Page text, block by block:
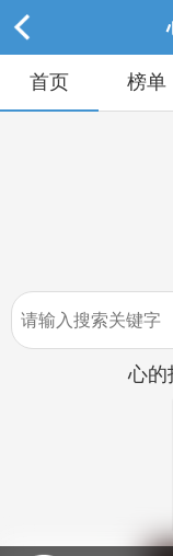
首页 榜单
心的